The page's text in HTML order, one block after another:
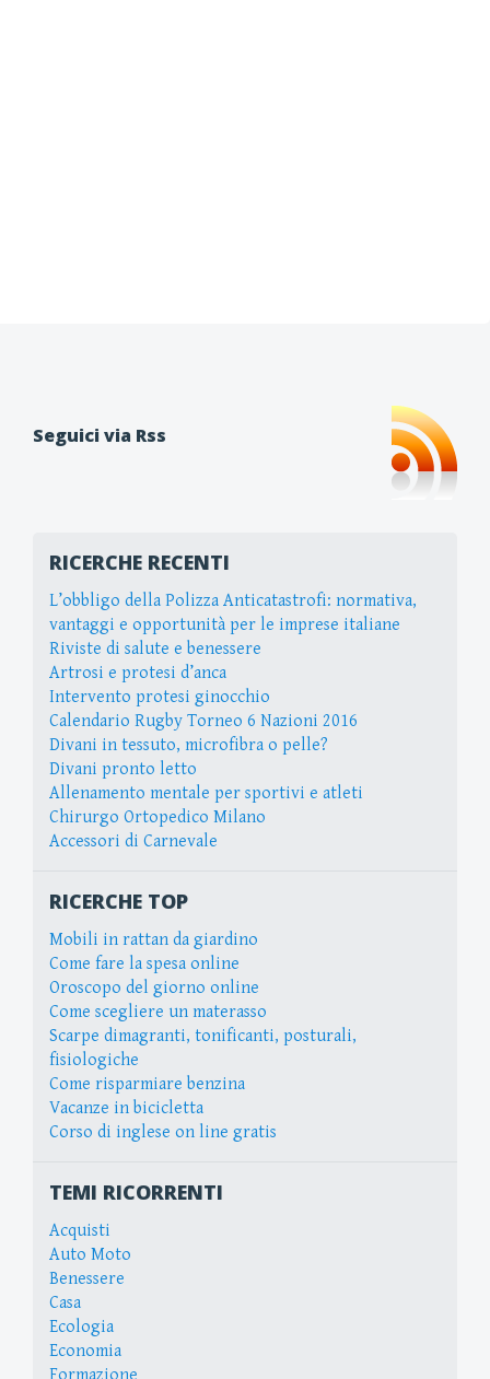
Seguici via Rss
RICERCHE RECENTI
L’obbligo della Polizza Anticatastrofi: normativa,
vantaggi e opportunità per le imprese italiane
Riviste di salute e benessere
Artrosi e protesi d’anca
Intervento protesi ginocchio
Calendario Rugby Torneo 6 Nazioni 2016
Divani in tessuto, microfibra o pelle?
Divani pronto letto
Allenamento mentale per sportivi e atleti
Chirurgo Ortopedico Milano
Accessori di Carnevale
RICERCHE TOP
Mobili in rattan da giardino
Come fare la spesa online
Oroscopo del giorno online
Come scegliere un materasso
Scarpe dimagranti, tonificanti, posturali,
fisiologiche
Come risparmiare benzina
Vacanze in bicicletta
Corso di inglese on line gratis
TEMI RICORRENTI
Acquisti
Auto Moto
Benessere
Casa
Ecologia
Economia